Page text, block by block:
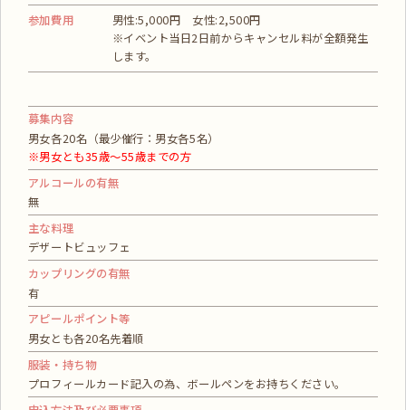
参加費用
男性:5,000円 女性:2,500円
※イベント当日2日前からキャンセル料が全額発生
します。
募集内容
男女各20名（最少催行：男女各5名）
※男女とも35歳～55歳までの方
アルコールの有無
無
主な料理
デザートビュッフェ
カップリングの有無
有
アピールポイント等
男女とも各20名先着順
服装・持ち物
プロフィールカード記入の為、ボールペンをお持ちください。